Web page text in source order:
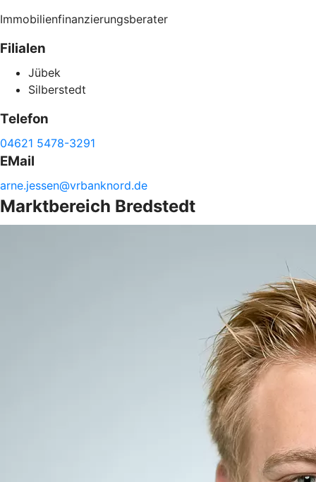
Immobilienfinanzierungsberater
Filialen
Jübek
Silberstedt
Telefon
04621 5478-3291
EMail
arne.jessen@vrbanknord.de
Marktbereich Bredstedt